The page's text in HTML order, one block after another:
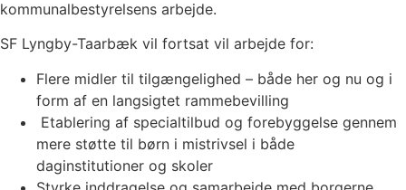
kommunalbestyrelsens arbejde.
SF Lyngby-Taarbæk vil fortsat vil arbejde for:
Flere midler til tilgængelighed – både her og nu og i
form af en langsigtet rammebevilling
Etablering af specialtilbud og forebyggelse gennem
mere støtte til børn i mistrivsel i både
daginstitutioner og skoler